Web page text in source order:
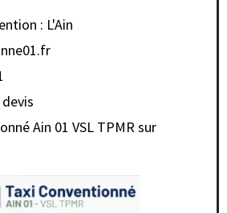
: L'Ain
Ain 01 VSL TPMR sur